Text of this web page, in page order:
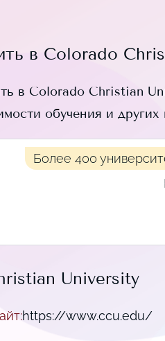
в Colorado
в Colorado Christian
обучения и
Более 400
University
:https://www.ccu.edu/